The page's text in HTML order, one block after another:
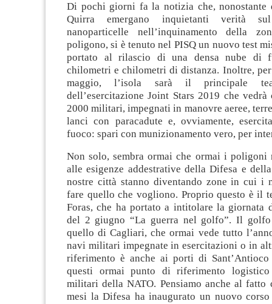
Di pochi giorni fa la notizia che, nonostante
Quirra emergano inquietanti verità
nanoparticelle nell’inquinamento della
poligono, si è tenuto nel PISQ un nuovo test
portato al rilascio di una densa nube di
chilometri e chilometri di distanza. Inoltre,
maggio, l’isola sarà il principale
dell’esercitazione Joint Stars 2019 che
2000 militari, impegnati in manovre aeree,
lanci con paracadute e, ovviamente,
fuoco: spari con munizionamento vero, per
Non solo, sembra ormai che ormai i poligoni
alle esigenze addestrative della Difesa e
nostre città stanno diventando zone in cui i
fare quello che vogliono. Proprio questo è il
Foras, che ha portato a intitolare la giornata
del 2 giugno “La guerra nel golfo”. Il
quello di Cagliari, che ormai vede tutto
navi militari impegnate in esercitazioni o in
riferimento è anche ai porti di
questi ormai punto di riferimento
militari della NATO. Pensiamo anche al
mesi la Difesa ha inaugurato un nuovo